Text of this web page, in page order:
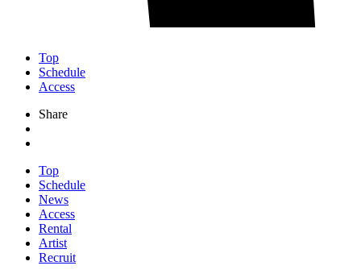
Top
Schedule
Access
Share
Top
Schedule
News
Access
Rental
Artist
Recruit